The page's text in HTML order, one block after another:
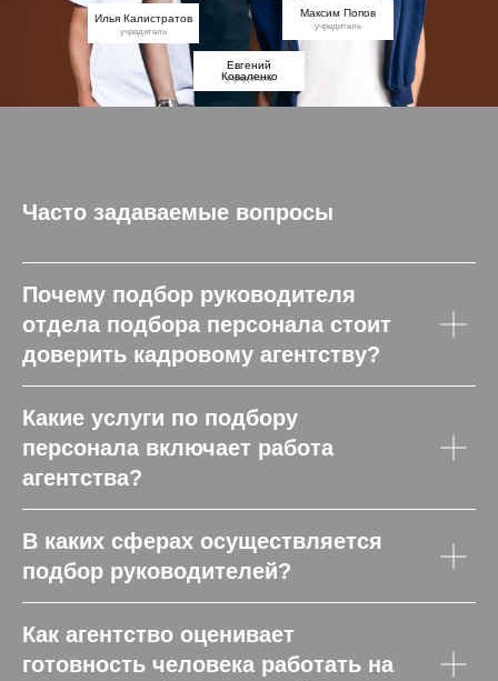
Максим Попов
учредитель
Евгений
Коваленко
учредитель
Илья Калистратов
учредитель
Часто задаваемые вопросы
Почему подбор руководителя
отдела подбора персонала стоит
доверить кадровому агентству?
Какие услуги по подбору
персонала включает работа
агентства?
В каких сферах осуществляется
подбор руководителей?
Как агентство оценивает
готовность человека работать на